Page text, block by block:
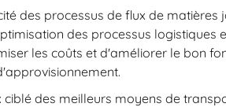
des processus de flux de matières
des processus logistiques
les coûts et d'améliorer le bon
ciblé des meilleurs moyens de